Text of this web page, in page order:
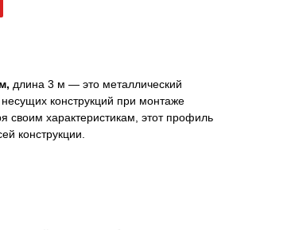
длина 3 м — это металлический
конструкций при монтаже
своим характеристикам, этот профиль
конструкции.